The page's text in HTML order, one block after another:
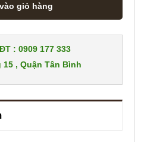
giỏ hàng
: 0909 177 333
, Quận Tân Bình